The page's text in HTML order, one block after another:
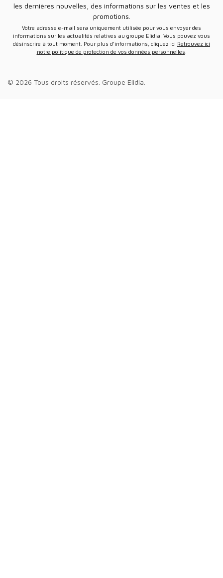
les dernières nouvelles, des informations sur les ventes et les
promotions.
Votre adresse e-mail sera uniquement utilisée pour vous envoyer des
informations sur les actualités relatives au groupe Elidia. Vous pouvez vous
désinscrire à tout moment. Pour plus d’informations, cliquez ici Retrouvez ici
notre politique de protection de vos données personnelles
© 2026 Tous droits réservés. Groupe Elidia